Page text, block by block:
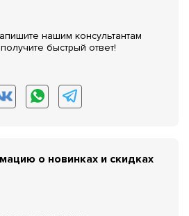
нашим консультантам
быстрый ответ!
о новинках и скидках